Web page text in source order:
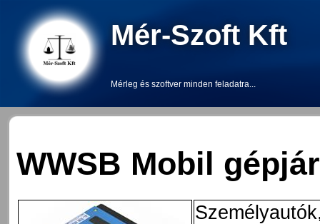
Mér-Szoft Kft
Mérleg és szoftver minden feladatra...
WWSB Mobil